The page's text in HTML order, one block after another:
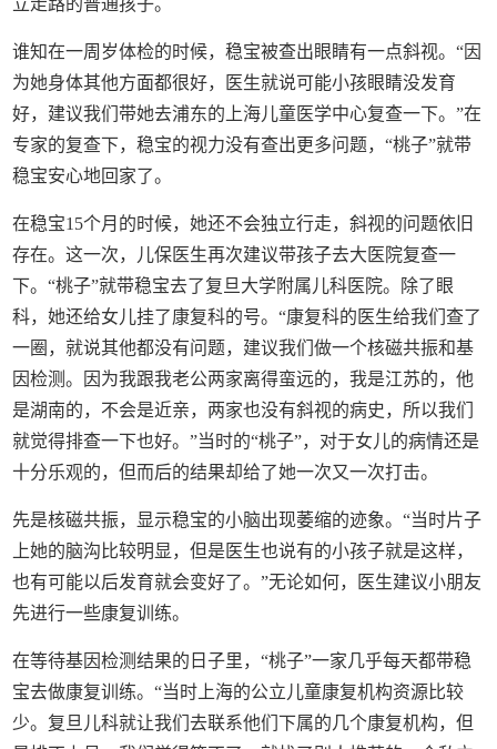
谁知在一周岁体检的时候，稳宝被查出眼睛有一点斜视。“因
为她身体其他方面都很好，医生就说可能小孩眼睛没发育
好，建议我们带她去浦东的上海儿童医学中心复查一下。”在
专家的复查下，稳宝的视力没有查出更多问题，“桃子”就带
稳宝安心地回家了。
在稳宝15个月的时候，她还不会独立行走，斜视的问题依旧
存在。这一次，儿保医生再次建议带孩子去大医院复查一
下。“桃子”就带稳宝去了复旦大学附属儿科医院。除了眼
科，她还给女儿挂了康复科的号。“康复科的医生给我们查了
一圈，就说其他都没有问题，建议我们做一个核磁共振和基
因检测。因为我跟我老公两家离得蛮远的，我是江苏的，他
是湖南的，不会是近亲，两家也没有斜视的病史，所以我们
就觉得排查一下也好。”当时的“桃子”，对于女儿的病情还是
十分乐观的，但而后的结果却给了她一次又一次打击。
先是核磁共振，显示稳宝的小脑出现萎缩的迹象。“当时片子
上她的脑沟比较明显，但是医生也说有的小孩子就是这样，
也有可能以后发育就会变好了。”无论如何，医生建议小朋友
先进行一些康复训练。
在等待基因检测结果的日子里，“桃子”一家几乎每天都带稳
宝去做康复训练。“当时上海的公立儿童康复机构资源比较
少。复旦儿科就让我们去联系他们下属的几个康复机构，但